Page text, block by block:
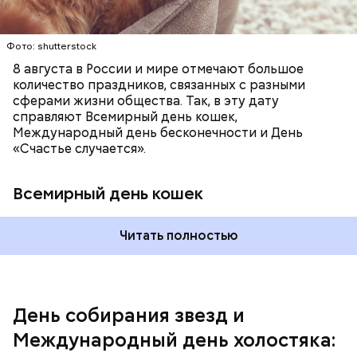
Фото: shutterstock
8 августа в России и мире отмечают большое
количество праздников, связанных с разными
сферами жизни общества. Так, в эту дату
справляют Всемирный день кошек,
Международный день бесконечности и День
«Счастье случается».
Всемирный день кошек
Читать полностью
День собирания звезд и
Международный день холостяка:
это возможно, ведь может быть и так, что через год
они уже не будут холостяками.
Спагетти из кабачков